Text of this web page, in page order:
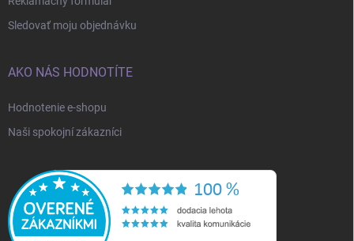
Sledovať moju objednávku
AKO NÁS HODNOTÍTE
Hodnotenie e-shopu
Naši spokojní zákazníci